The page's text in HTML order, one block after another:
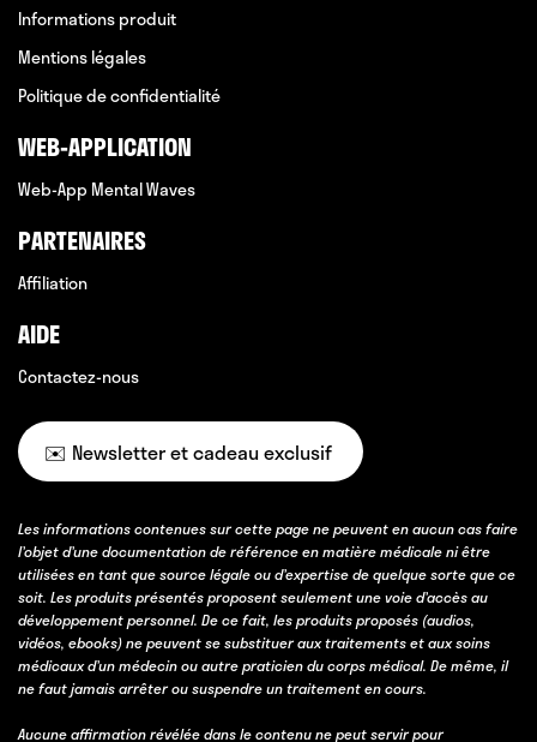
Informations produit
Mentions légales
Politique de confidentialité
WEB-APPLICATION
Web-App Mental Waves
PARTENAIRES
Affiliation
AIDE
Contactez-nous
✉️ Newsletter et cadeau exclusif
Les informations contenues sur cette page ne peuvent en aucun cas faire
l’objet d’une documentation de référence en matière médicale ni être
utilisées en tant que source légale ou d’expertise de quelque sorte que ce
soit. Les produits présentés proposent seulement une voie d’accès au
développement personnel. De ce fait, les produits proposés (audios,
vidéos, ebooks) ne peuvent se substituer aux traitements et aux soins
médicaux d’un médecin ou autre praticien du corps médical. De même, il
ne faut jamais arrêter ou suspendre un traitement en cours.
Aucune affirmation révélée dans le contenu ne peut servir pour